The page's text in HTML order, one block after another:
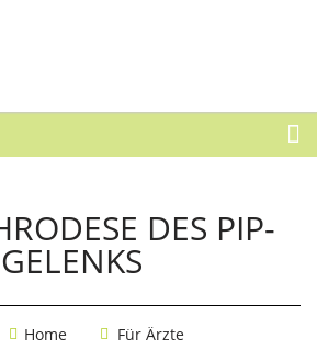
DES PIP-
GELENKS
Home
Für Ärzte